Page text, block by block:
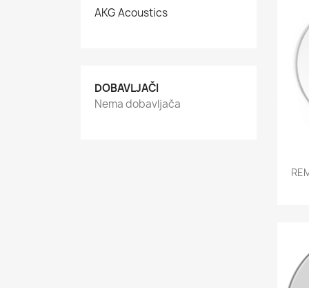
AKG Acoustics
DOBAVLJAČI
Nema dobavljača